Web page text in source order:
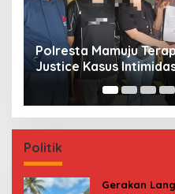
Jalan
Jerat
Kasiwa
Politik
Gerakan